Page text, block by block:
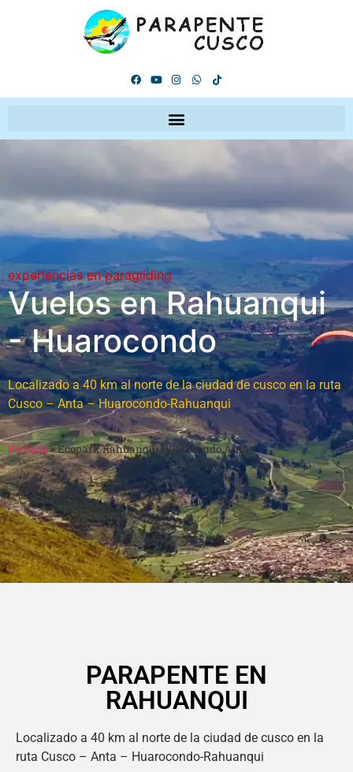
experiencias en paragliding
Vuelos en Rahuanqui
- Huarocondo
Localizado a 40 km al norte de la ciudad de cusco en la ruta
Cusco – Anta – Huarocondo-Rahuanqui
Portada»Ecopark Rahuanqui Huarocondo Anta
PARAPENTE EN
RAHUANQUI
Localizado a 40 km al norte de la ciudad de cusco en la
ruta Cusco – Anta – Huarocondo-Rahuanqui